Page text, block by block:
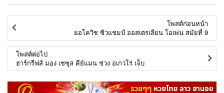
โพสต์ก่อนหน้า
ยอโควิช ซิวแชมป์ ออสเตรเลียน โอเพ่น สมัยที่ 9
โพสต์ต่อไป
ฮาร์กรีฟส์ มอง เชซุส คีย์แมน ช่วง อเกวโร่ เจ็บ